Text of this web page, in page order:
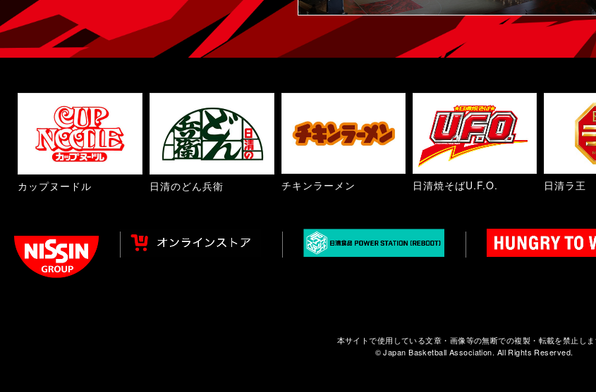
カップヌードル 日清のどん兵衛 チキンラーメン 日清焼そばU.F.O. 日清ラ王
本サイトで使用している文章・画像等の無断での複製・転載を禁止しま
© Japan Basketball Association. All Rights Reserved.